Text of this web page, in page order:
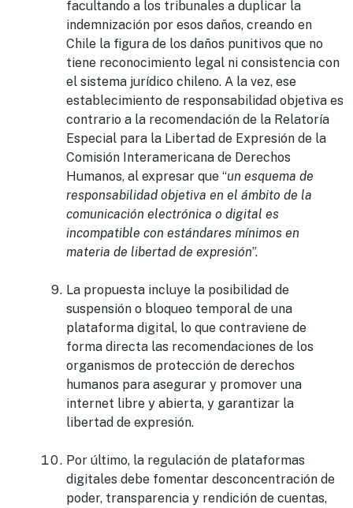
facultando a los tribunales a duplicar la
indemnización por esos daños, creando en
Chile la figura de los daños punitivos que no
tiene reconocimiento legal ni consistencia con
el sistema jurídico chileno. A la vez, ese
establecimiento de responsabilidad objetiva es
contrario a la recomendación de la Relatoría
Especial para la Libertad de Expresión de la
Comisión Interamericana de Derechos
Humanos, al expresar que “un esquema de
responsabilidad objetiva en el ámbito de la
comunicación electrónica o digital es
incompatible con estándares mínimos en
materia de libertad de expresión”.
La propuesta incluye la posibilidad de
suspensión o bloqueo temporal de una
plataforma digital, lo que contraviene de
forma directa las recomendaciones de los
organismos de protección de derechos
humanos para asegurar y promover una
internet libre y abierta, y garantizar la
libertad de expresión.
Por último, la regulación de plataformas
digitales debe fomentar desconcentración de
poder, transparencia y rendición de cuentas,